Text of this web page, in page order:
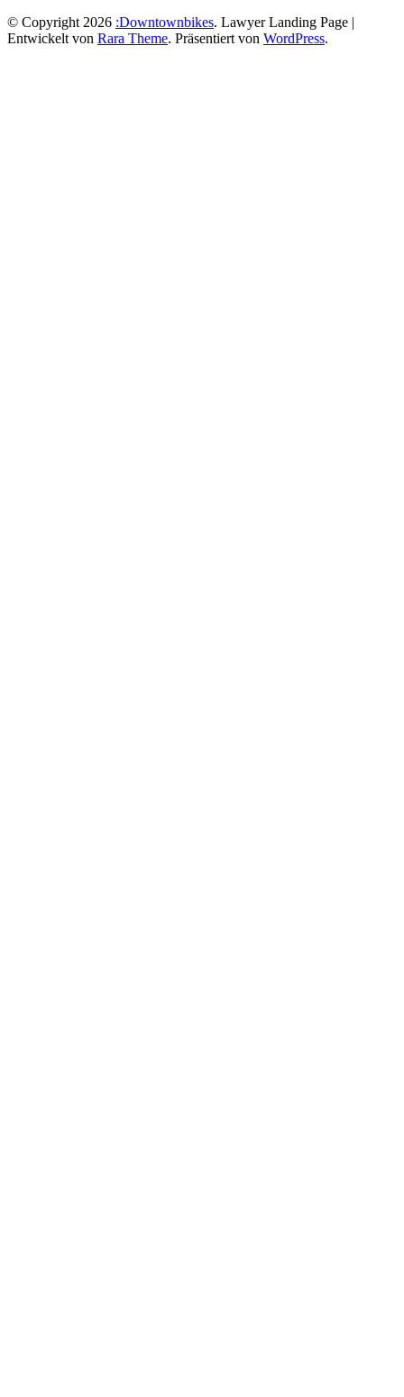
© Copyright 2026 :Downtownbikes. Lawyer Landing Page |
Entwickelt von Rara Theme. Präsentiert von WordPress.